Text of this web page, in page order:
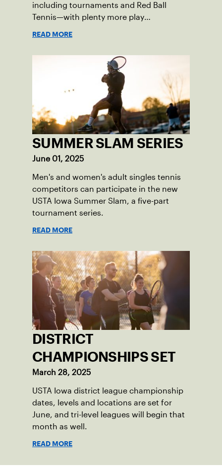
including tournaments and Red Ball
Tennis—with plenty more play
READ MORE
SUMMER SLAM SERIES
June 01, 2025
Men's and women's adult singles tennis
competitors can participate in the new
USTA Iowa Summer Slam, a five-part
tournament series.
READ MORE
DISTRICT
CHAMPIONSHIPS SET
March 28, 2025
USTA Iowa district league championship
dates, levels and locations are set for
June, and tri-level leagues will begin that
month as well.
READ MORE